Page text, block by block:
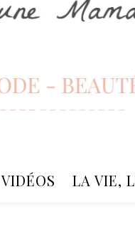
VIDÉOS LA VIE,